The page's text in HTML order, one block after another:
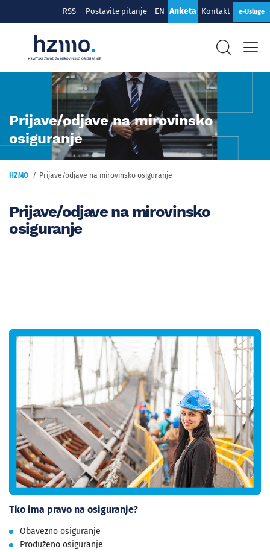
RSS Postavite pitanje EN Anketa Kontakt e-Usluge
Prijave/odjave na mirovinsko
osiguranje
HZMO Prijave/odjave na mirovinsko osiguranje
Prijave/odjave na mirovinsko
osiguranje
Tko ima pravo na osiguranje?
Obavezno osiguranje
Produženo osiguranje